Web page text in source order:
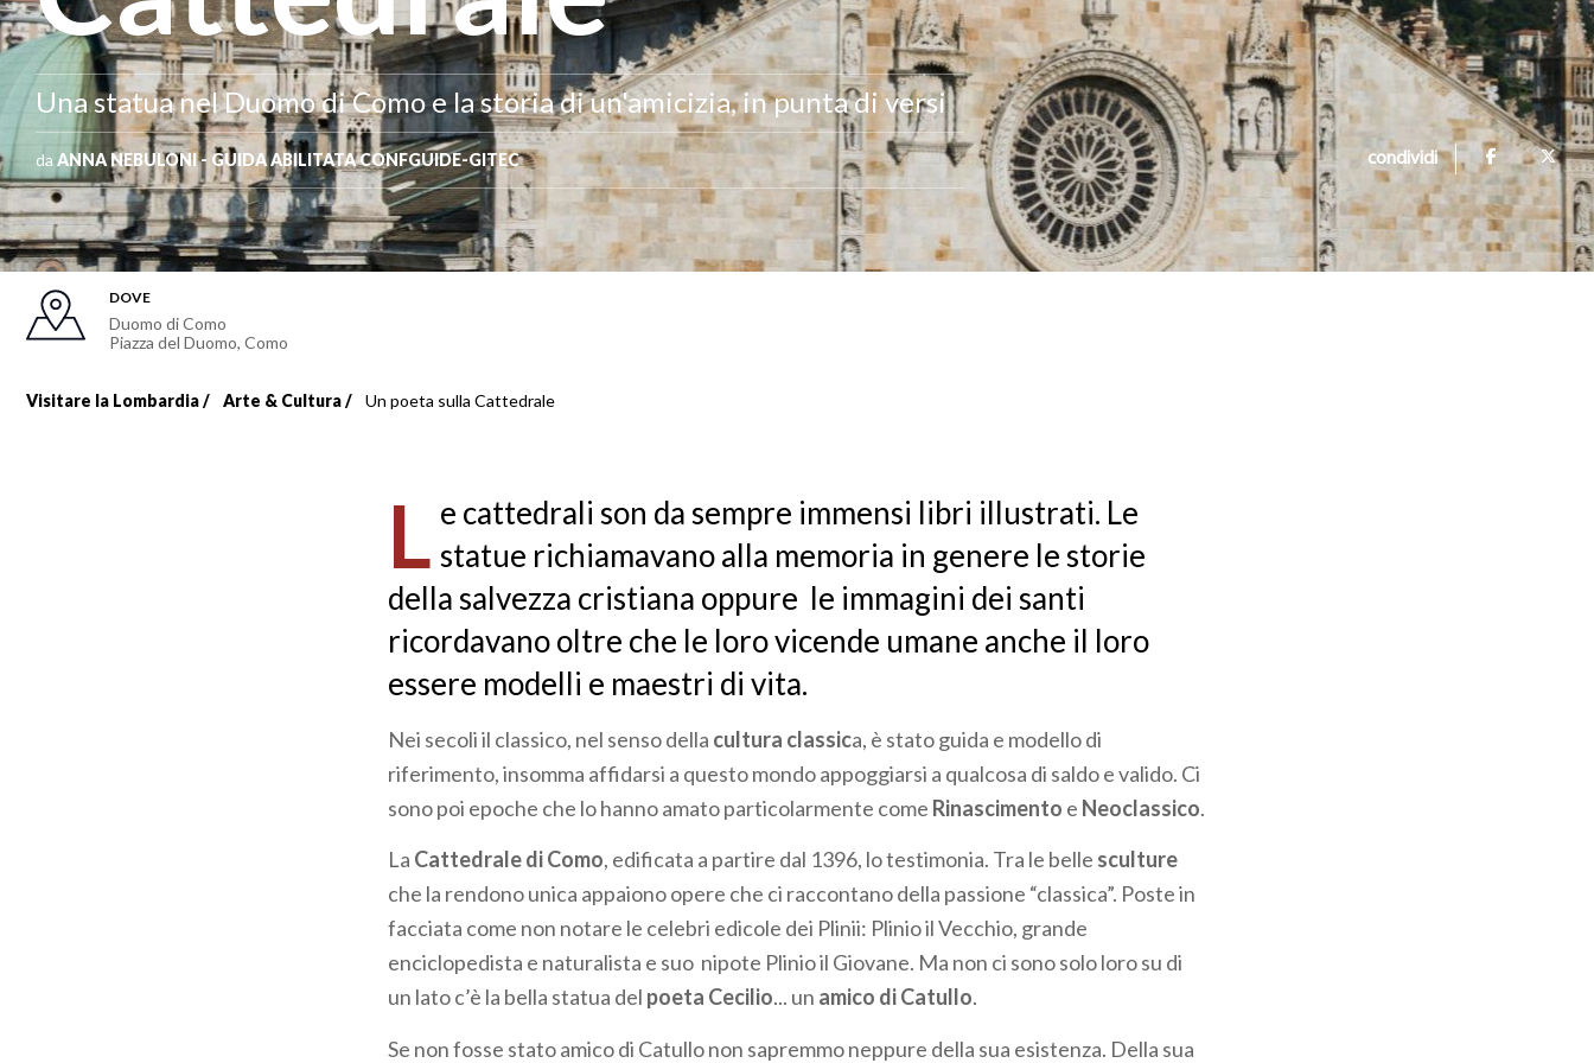
Una statua nel Duomo di Como e la storia di un'amicizia, in punta di versi
da ANNA NEBULONI - GUIDA ABILITATA CONFGUIDE-GITEC condividi
DOVE
Duomo di Como
Piazza del Duomo, Como
Visitare la Lombardia Arte & Cultura Un poeta sulla Cattedrale
L e cattedrali son da sempre immensi libri illustrati. Le
statue richiamavano alla memoria in genere le storie
della salvezza cristiana oppure le immagini dei santi
ricordavano oltre che le loro vicende umane anche il loro
essere modelli e maestri di vita.
Nei secoli il classico, nel senso della cultura classica, è stato guida e modello di
riferimento, insomma affidarsi a questo mondo appoggiarsi a qualcosa di saldo e valido. Ci
sono poi epoche che lo hanno amato particolarmente come Rinascimento e Neoclassico.
La Cattedrale di Como, edificata a partire dal 1396, lo testimonia. Tra le belle sculture
che la rendono unica appaiono opere che ci raccontano della passione “classica”. Poste in
facciata come non notare le celebri edicole dei Plinii: Plinio il Vecchio, grande
enciclopedista e naturalista e suo nipote Plinio il Giovane. Ma non ci sono solo loro su di
un lato c’è la bella statua del poeta Cecilio... un amico di Catullo.
Se non fosse stato amico di Catullo non sapremmo neppure della sua esistenza. Della sua